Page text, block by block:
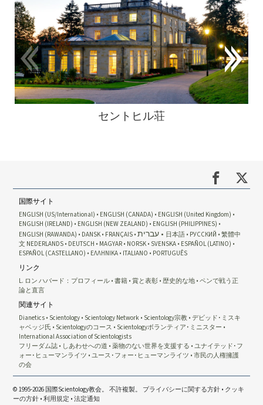
セントヒル荘
国際サイト
ENGLISH (US/International) ENGLISH (CANADA)
ENGLISH (United Kingdom)
ENGLISH (IRELAND)
ENGLISH (NEW ZEALAND)
ENGLISH (PHILIPPINES)
ENGLISH (RAWANDA)
DANSK FRANÇAIS עברית 日本語 РУССКИЙ
繁體中
文 NEDERLANDS DEUTSCH MAGYAR NORSK SVENSKA ESPAÑOL (LATINO)
ESPAÑOL (CASTELLANO)
ΕΛΛΗΝΙΚA ITALIANO PORTUGUÊS
リンク
L. ロン ハバード：プロフィール 書籍 賞と表彰 歴史的な地 ペンで戦う正
論と直言
関連サイト
Dianetics Scientology Scientology Network Scientology宗教 デビッド･ミスキ
ャベッジ氏
Scientologyのコース
Scientologyボランティア･ミニスター
International Association of Scientologists
フリーダム誌
しあわせへの道 薬物のない世界を支援する
ユナイテッド･フ
ォー･ヒューマンライツ
ユース･フォー･ヒューマンライツ
市民の人権擁護
の会
© 1995-2026 国際Scientology教会。 不許複製。 プライバシーに関する方針 • クッキ
ーの方針 •利用規定 •法定通知